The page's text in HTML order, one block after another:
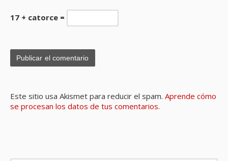
17 + catorce =
Este sitio usa Akismet para reducir el spam. Aprende cómo
se procesan los datos de tus comentarios.